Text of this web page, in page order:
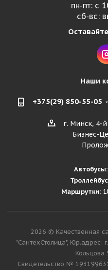
пн-пт: с
сб-вс:
Наши
+375(29) 850-55-05
г. Минск, 4-
Бизнес-
Автобусы:
Маршрутки:
2026 © Качественная
"СантехСтолица", Юр.адрес:
Кольцова
Cвидетельство №